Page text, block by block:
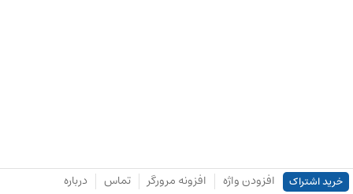
خرید اشتراک افزودن واژه افزونه مرورگر تماس درباره